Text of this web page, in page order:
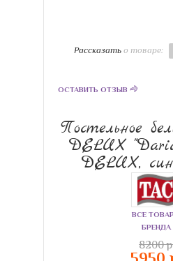
Рассказать о товаре:
ОСТАВИТЬ ОТЗЫВ
Постельное
DELUX
DELUX,
ВСЕ
БРЕНДА
8200